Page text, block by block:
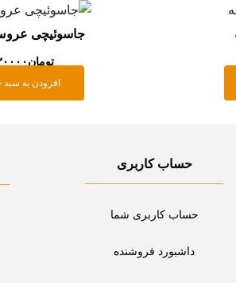
جاسوئیچی
تومان
افزودن به سبد
حساب کاربری
حساب کاربری شما
داشبورد فروشنده